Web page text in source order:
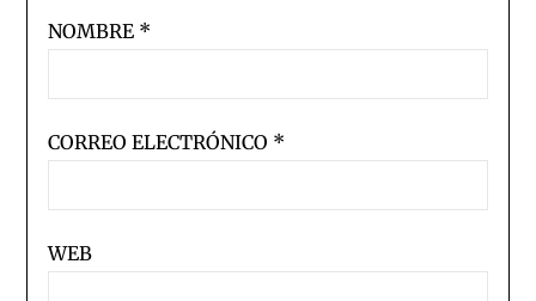
NOMBRE *
CORREO ELECTRÓNICO *
WEB